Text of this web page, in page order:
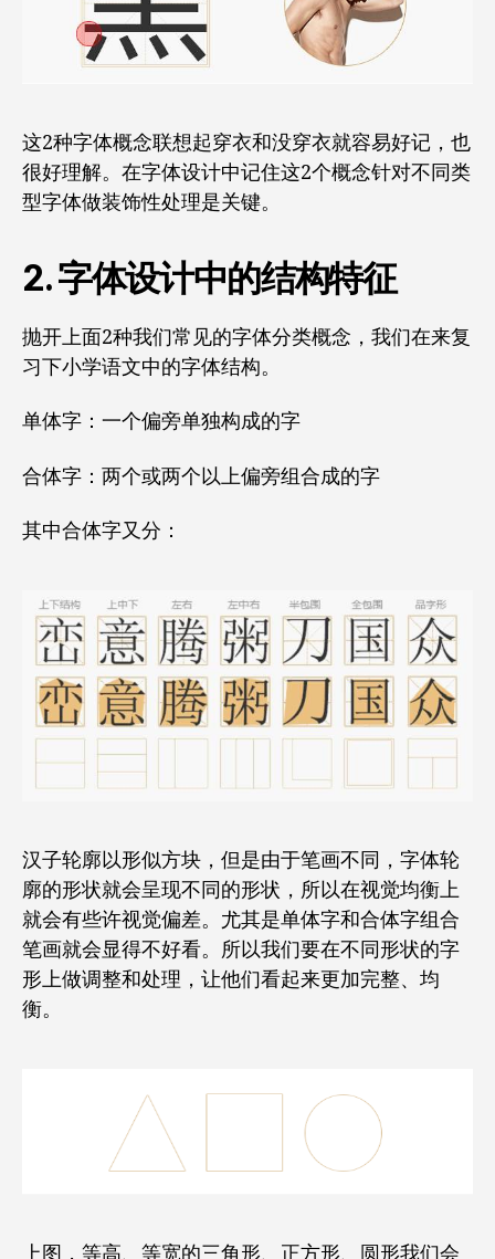
这2种字体概念联想起穿衣和没穿衣就容易好记，也
很好理解。在字体设计中记住这2个概念针对不同类
型字体做装饰性处理是关键。
2. 字体设计中的结构特征
抛开上面2种我们常见的字体分类概念，我们在来复
习下小学语文中的字体结构。
单体字：一个偏旁单独构成的字
合体字：两个或两个以上偏旁组合成的字
其中合体字又分：
汉子轮廓以形似方块，但是由于笔画不同，字体轮
廓的形状就会呈现不同的形状，所以在视觉均衡上
就会有些许视觉偏差。尤其是单体字和合体字组合
笔画就会显得不好看。所以我们要在不同形状的字
形上做调整和处理，让他们看起来更加完整、均
衡。